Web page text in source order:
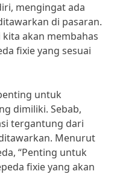
mengingat ada
di pasaran.
akan membahas
fixie yang sesuai
untuk
dimiliki. Sebab,
tergantung dari
Menurut
“Penting untuk
fixie yang akan